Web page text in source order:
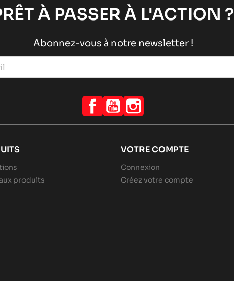
À PASSER À L'ACTION ?
Abonnez-vous à notre newsletter !
Facebook
YouTube
produits
VOTRE COMPTE
Connexion
Créez votre compte